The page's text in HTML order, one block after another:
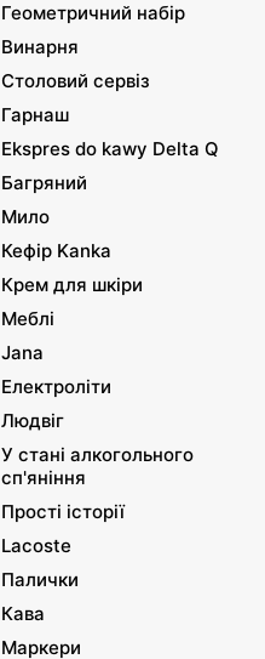
Геометричний набір
Винарня
Столовий сервіз
Гарнаш
Ekspres do kawy Delta Q
Багряний
Мило
Кефір Kanka
Крем для шкіри
Меблі
Jana
Електроліти
Людвіг
У стані алкогольного
сп'яніння
Прості історії
Lacoste
Палички
Кава
Маркери